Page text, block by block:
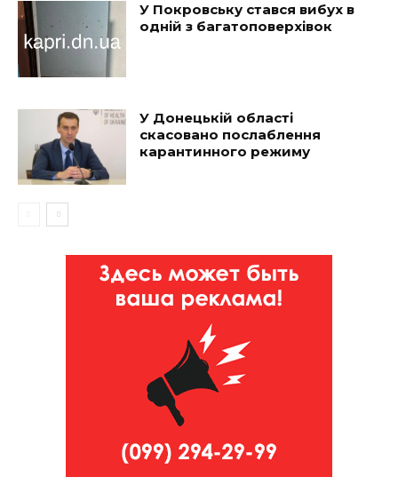
У Покровську стався вибух в
одній з багатоповерхівок
У Донецькій області
скасовано послаблення
карантинного режиму